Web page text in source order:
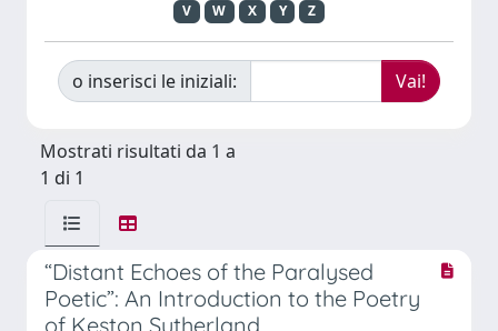
V
W X Y Z
o inserisci le iniziali:
Mostrati risultati da 1 a
1 di 1
“Distant Echoes of the Paralysed
Poetic”: An Introduction to the Poetry
of Keston Sutherland